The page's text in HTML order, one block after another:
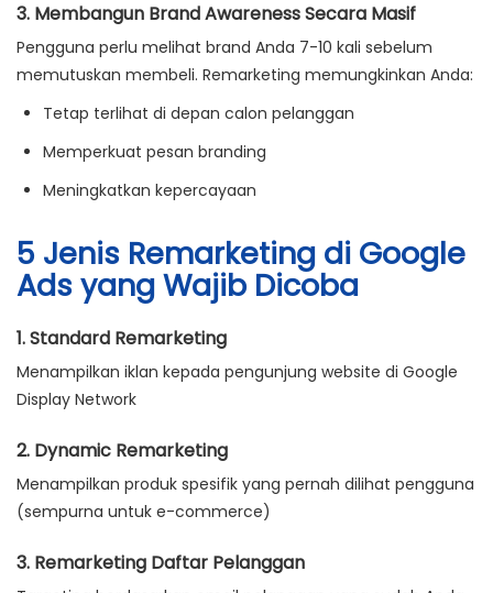
3. Membangun Brand Awareness Secara Masif
Pengguna perlu melihat brand Anda 7-10 kali sebelum
memutuskan membeli. Remarketing memungkinkan Anda:
Tetap terlihat di depan calon pelanggan
Memperkuat pesan branding
Meningkatkan kepercayaan
5 Jenis Remarketing di Google
Ads yang Wajib Dicoba
1.Standard Remarketing
Menampilkan iklan kepada pengunjung website di Google
Display Network
2. Dynamic Remarketing
Menampilkan produk spesifik yang pernah dilihat pengguna
(sempurna untuk e-commerce)
3. Remarketing Daftar Pelanggan